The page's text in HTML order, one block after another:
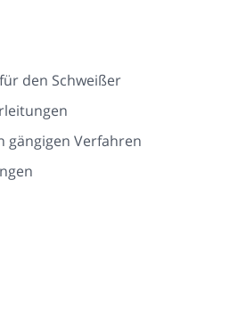
den Schweißer
gängigen Verfahren